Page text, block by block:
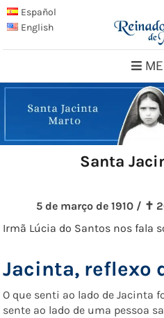
Skip
to
content
Español
English
Santa
5 de março de 1910 / ✝︎
Irmã Lúcia do Santos nos fala
Jacinta, reflexo
O que senti ao lado de Jacinta
sente ao lado de uma pessoa